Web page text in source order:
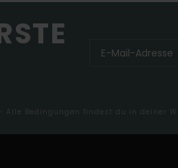
Bedingungen findest du in deiner